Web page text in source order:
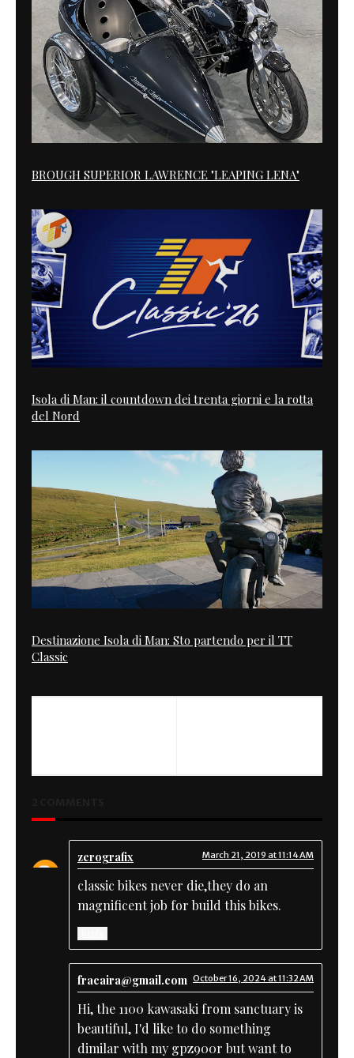
BROUGH SUPERIOR LAWRENCE "LEAPING LENA"
Isola di Man: il countdown dei trenta giorni e la rotta
del Nord
Destinazione Isola di Man: Sto partendo per il TT
Classic
zerografix March 21, 2019 at 11:14 AM
classic bikes never die,they do an
magnificent job for build this bikes.
fracaira@gmail.com October 16, 2024 at 11:32 AM
Hi, the 1100 kawasaki from sanctuary is
beautiful, I'd like to do something
dimilar with my gpz900r but want to